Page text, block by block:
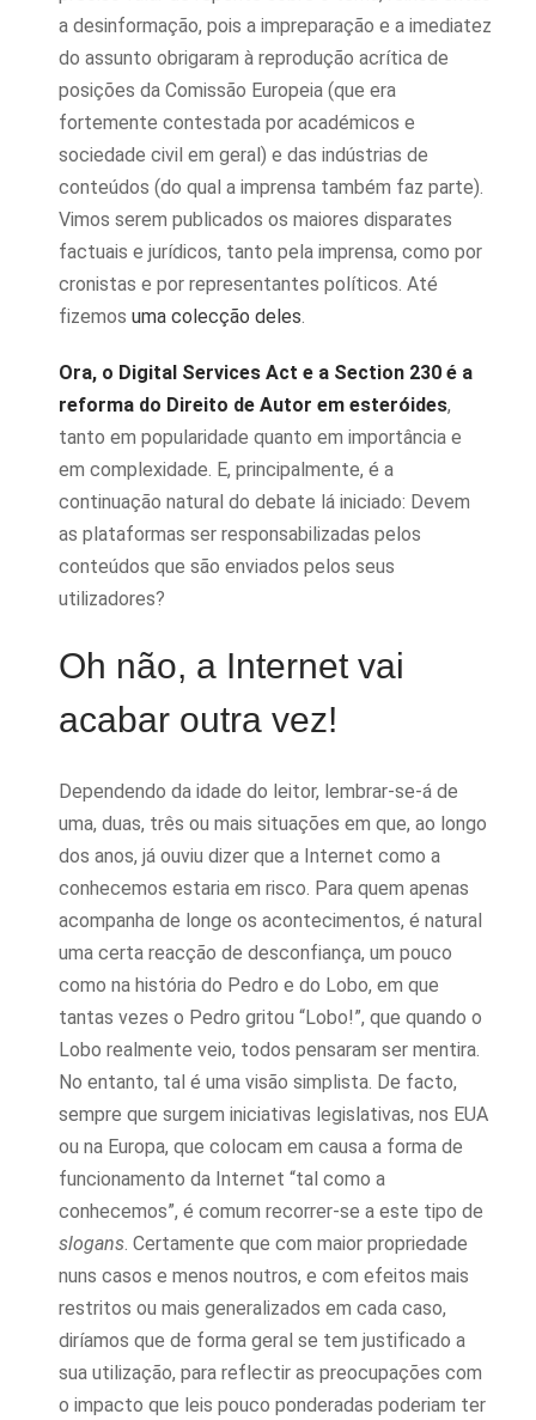
a desinformação, pois a impreparação e a imediatez
do assunto obrigaram à reprodução acrítica de
posições da Comissão Europeia (que era
fortemente contestada por académicos e
sociedade civil em geral) e das indústrias de
conteúdos (do qual a imprensa também faz parte).
Vimos serem publicados os maiores disparates
factuais e jurídicos, tanto pela imprensa, como por
cronistas e por representantes políticos. Até
fizemos uma colecção deles.
Ora, o Digital Services Act e a Section 230 é a
reforma do Direito de Autor em esteróides,
tanto em popularidade quanto em importância e
em complexidade. E, principalmente, é a
continuação natural do debate lá iniciado: Devem
as plataformas ser responsabilizadas pelos
conteúdos que são enviados pelos seus
utilizadores?
Oh não, a Internet vai
acabar outra vez!
Dependendo da idade do leitor, lembrar-se-á de
uma, duas, três ou mais situações em que, ao longo
dos anos, já ouviu dizer que a Internet como a
conhecemos estaria em risco. Para quem apenas
acompanha de longe os acontecimentos, é natural
uma certa reacção de desconfiança, um pouco
como na história do Pedro e do Lobo, em que
tantas vezes o Pedro gritou “Lobo!”, que quando o
Lobo realmente veio, todos pensaram ser mentira.
No entanto, tal é uma visão simplista. De facto,
sempre que surgem iniciativas legislativas, nos EUA
ou na Europa, que colocam em causa a forma de
funcionamento da Internet “tal como a
conhecemos”, é comum recorrer-se a este tipo de
slogans. Certamente que com maior propriedade
nuns casos e menos noutros, e com efeitos mais
restritos ou mais generalizados em cada caso,
diríamos que de forma geral se tem justificado a
sua utilização, para reflectir as preocupações com
o impacto que leis pouco ponderadas poderiam ter